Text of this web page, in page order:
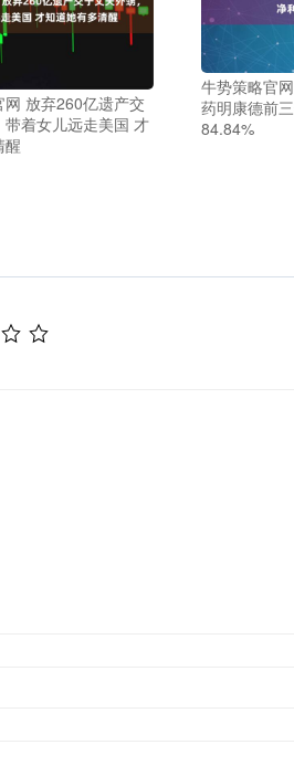
网 放弃260亿遗产交
着女儿远走美国 才
醒
牛势策略官
药明康德前
84.84%